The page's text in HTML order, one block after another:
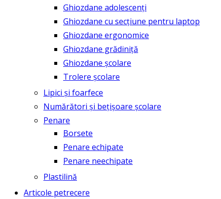
Ghiozdane adolescenți
Ghiozdane cu secțiune pentru laptop
Ghiozdane ergonomice
Ghiozdane grădiniță
Ghiozdane școlare
Trolere școlare
Lipici și foarfece
Numărători și bețișoare școlare
Penare
Borsete
Penare echipate
Penare neechipate
Plastilină
Articole petrecere